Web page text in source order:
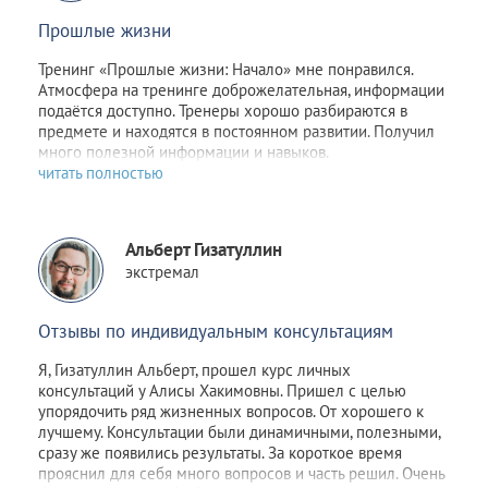
класс заезжего из далеких краев специалиста.
Несмотря на то, что я сам обладаю хорошими навыками
продаж, я обнаружил, что в контексте продвижения
психологических услуг у меня значительные пробелы, и
весь материал, который я прорабытывал всю неделю,
нужно основательно перерабатывать с учетом нового
полученного опыта. Скажу честно, я немного загрузился
самые невинные первые вычисления, которые
предложила сделать Алиса Хакимовна, о том, сколько
мне нужно клиентов, заставили посмотреть по-новому на
ситуацию. А что касается мифологии и её преподнесения
- это вообще отдельная интересная тема, где
действительно есть возможность развернуться
творческому процессу. И эта проработка действительно
придаёт уверенность в своих силах, уверенность в том,
что тебе есть что сказать про себя, или написать, или
ответить на внезапно возникший каверзный вопрос.
Отмечу что основные важные аспекты мы
Прошлые жизни
Тренинг «Прошлые жизни: Начало» мне понравился.
Атмосфера на тренинге доброжелательная, информации
подаётся доступно. Тренеры хорошо разбираются в
предмете и находятся в постоянном развитии. Получил
много полезной информации и навыков.
Альберт Гизатуллин
экстремал
Отзывы по индивидуальным консультациям
Я, Гизатуллин Альберт, прошел курс личных
консультаций у Алисы Хакимовны. Пришел с целью
упорядочить ряд жизненных вопросов. От хорошего к
лучшему. Консультации были динамичными, полезными,
сразу же появились результаты. За короткое время
прояснил для себя много вопросов и часть решил. Очень